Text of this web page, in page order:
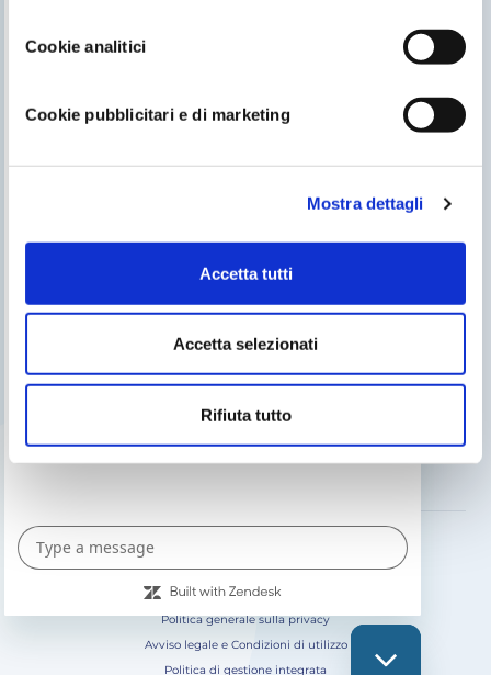
Cookie analitici
Cookie pubblicitari e di marketing
Mostra dettagli
Accetta tutti
Accetta selezionati
Rifiuta tutto
Cerca il negozio più vicino a te
Il blog di Gre
Cerca un installatore
Servizio post vendita
Catalogo Gre
Fluidra
Catalogo digitale 2026
SEGUICI SU
Politica generale sulla privacy
Avviso legale e Condizioni di utilizzo
Politica di gestione integrata